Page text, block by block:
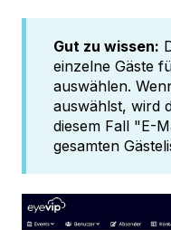
Gut zu wissen:
einzelne Gäste
auswählen.
auswählst, wird
diesem Fall "E-
gesamten